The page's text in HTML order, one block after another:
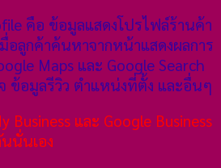
คือ ข้อมูลแสดงโปรไฟล์ร้านค้า
มื่อลูกค้าค้นหาจากหน้าแสดงผลการ
Maps และ Google Search
ข้อมูลรีวิว ตำแหน่งที่ตั้ง และอื่นๆ
Business และ Google Business
นั่นเอง